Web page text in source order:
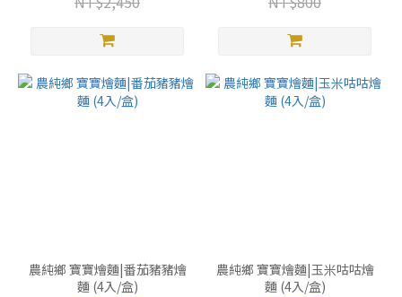
農純鄉 寶寶燴麵|番茄豬豬燴
麵 (4入/盒)
農純鄉 寶寶燴麵|玉米咕咕燴
麵 (4入/盒)